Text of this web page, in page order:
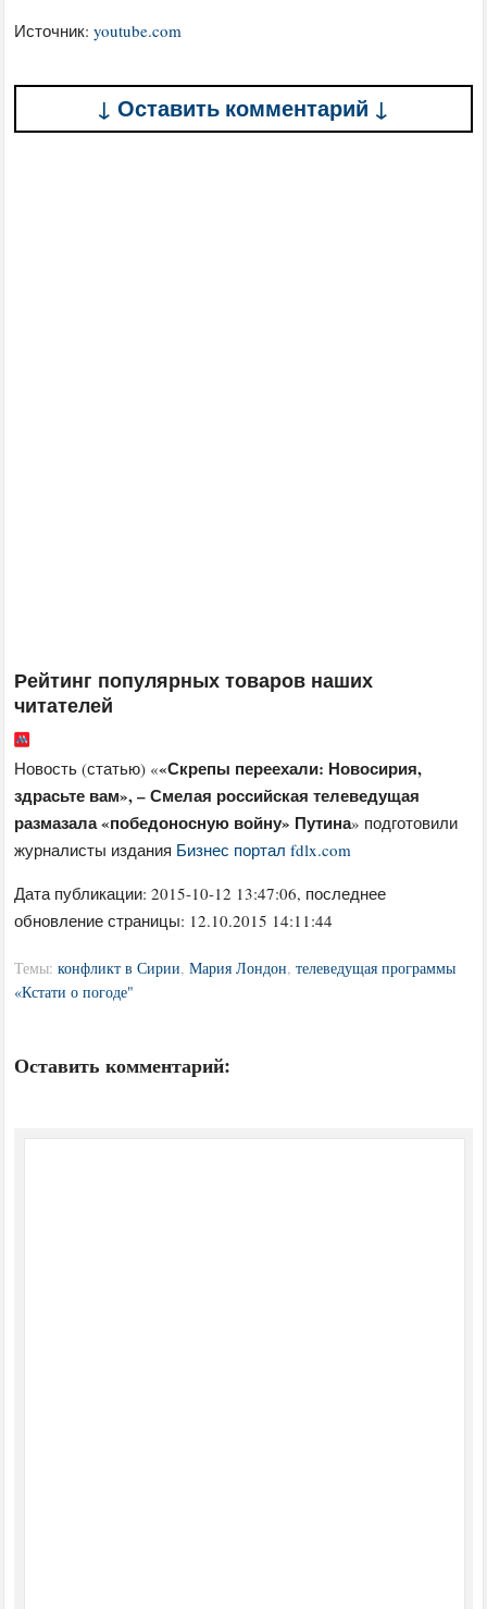
Источник:youtube.com
↓ Оставить комментарий ↓
Рейтинг популярных товаров наших
читателей
Новость (статью) ««Скрепы переехали: Новосирия,
здрасьте вам», – Смелая российская телеведущая
размазала «победоносную войну» Путина» подготовили
журналисты издания Бизнес портал fdlx.com
Дата публикации:2015-10-12 13:47:06, последнее
обновление страницы: 12.10.2015 14:11:44
Темы:конфликт в Сирии,Мария Лондон,телеведущая программы
«Кстати о погоде"
Оставить комментарий: